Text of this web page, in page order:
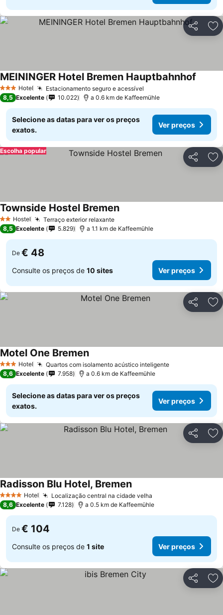
Partilhar
3 EstrelasHotel Estacionamento seguro e acessível
MEININGER Hotel Bremen Hauptbahnhof
8,5 Excelente 10.022 a 0.6 km de Kaffeemühle
Selecione as datas para ver os preços
exatos.
Ver preços
Partilhar
Escolha popular
2 Estrelas
Hostel Terraço exterior relaxante
Townside Hostel Bremen
8,5 Excelente 5.829 a 1.1 km de Kaffeemühle
De € 48
Consulte os preços de 10 sites Ver preços
Partilhar
3 EstrelasHotel Quartos com isolamento acústico inteligente
Motel One Bremen
8,6 Excelente 7.958 a 0.6 km de Kaffeemühle
Selecione as datas para ver os preços
exatos.
Ver preços
Partilhar
4 EstrelasHotel Localização central na cidade velha
Radisson Blu Hotel, Bremen
8,6 Excelente 7.128 a 0.5 km de Kaffeemühle
De € 104
Consulte os preços de 1 site Ver preços
Partilhar